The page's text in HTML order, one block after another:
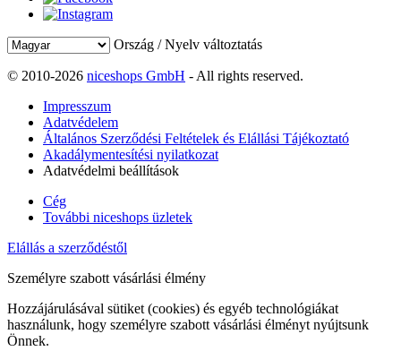
Ország / Nyelv változtatás
© 2010-2026 niceshops GmbH - All rights reserved.
Impresszum
Adatvédelem
Általános Szerződési Feltételek és Elállási Tájékoztató
Akadálymentesítési nyilatkozat
Adatvédelmi beállítások
Cég
További niceshops üzletek
Elállás a szerződéstől
Személyre szabott vásárlási élmény
Hozzájárulásával sütiket (cookies) és egyéb technológiákat
használunk, hogy személyre szabott vásárlási élményt nyújtsunk
Önnek.